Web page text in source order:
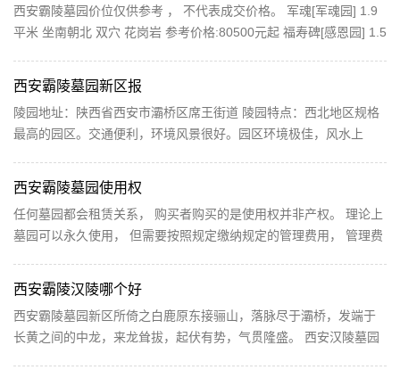
西安霸陵墓园价位仅供参考 ， 不代表成交价格。 军魂[军魂园] 1.9
平米 坐南朝北 双穴 花岗岩 参考价格:80500元起 福寿碑[感恩园] 1.5
西安霸陵墓园新区报
陵园地址：陕西省西安市灞桥区席王街道 陵园特点：西北地区规格
最高的园区。交通便利，环境风景很好。园区环境极佳，风水上
西安霸陵墓园使用权
任何墓园都会租赁关系， 购买者购买的是使用权并非产权。 理论上
墓园可以永久使用， 但需要按照规定缴纳规定的管理费用， 管理费
西安霸陵汉陵哪个好
西安霸陵墓园新区所倚之白鹿原东接骊山，落脉尽于灞桥，发端于
长黄之间的中龙，来龙耸拔，起伏有势，气贯隆盛。 西安汉陵墓园